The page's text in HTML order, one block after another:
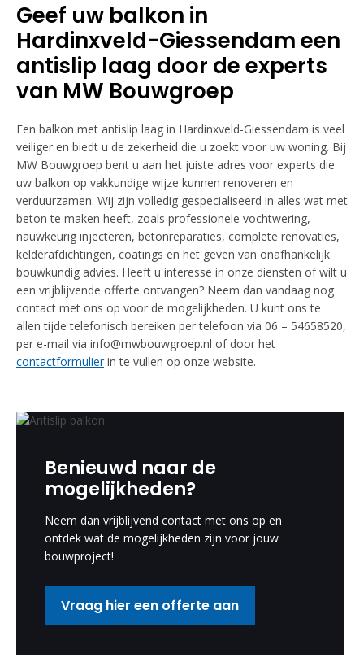
Geef uw balkon in
Hardinxveld-Giessendam een
antislip laag door de experts
van MW Bouwgroep
Een balkon met antislip laag in Hardinxveld-Giessendam is veel
veiliger en biedt u de zekerheid die u zoekt voor uw woning. Bij
MW Bouwgroep bent u aan het juiste adres voor experts die
uw balkon op vakkundige wijze kunnen renoveren en
verduurzamen. Wij zijn volledig gespecialiseerd in alles wat met
beton te maken heeft, zoals professionele vochtwering,
nauwkeurig injecteren, betonreparaties, complete renovaties,
kelderafdichtingen, coatings en het geven van onafhankelijk
bouwkundig advies. Heeft u interesse in onze diensten of wilt u
een vrijblijvende offerte ontvangen? Neem dan vandaag nog
contact met ons op voor de mogelijkheden. U kunt ons te
allen tijde telefonisch bereiken per telefoon via 06 – 54658520,
per e-mail via info@mwbouwgroep.nl of door het
contactformulierin te vullen op onze website.
Benieuwd naar de
mogelijkheden?
Neem dan vrijblijvend contact met ons op en
ontdek wat de mogelijkheden zijn voor jouw
bouwproject!
Vraag hier een offerte aan